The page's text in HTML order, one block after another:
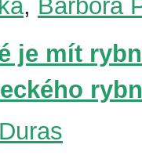
, Barbora
je mít